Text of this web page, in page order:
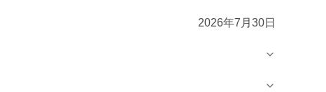
2026年7月30日